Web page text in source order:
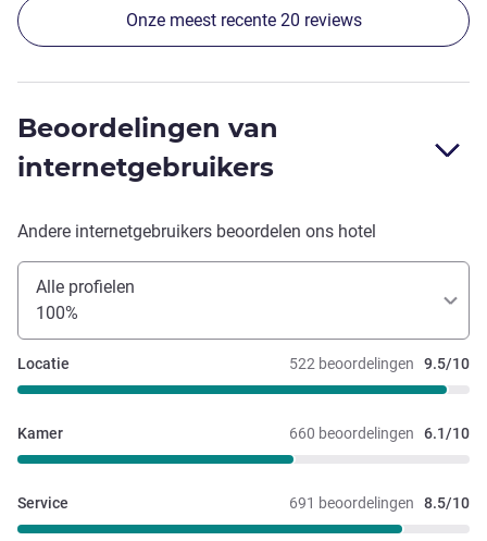
Onze meest recente 20 reviews
Beoordelingen van
internetgebruikers
Andere internetgebruikers beoordelen ons hotel
Alle profielen
100%
522 beoordelingen 9.5/10
Locatie
660 beoordelingen 6.1/10
Kamer
691 beoordelingen 8.5/10
Service